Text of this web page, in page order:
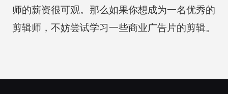
师的薪资很可观。那么如果你想成为一名优秀的
剪辑师，不妨尝试学习一些商业广告片的剪辑。